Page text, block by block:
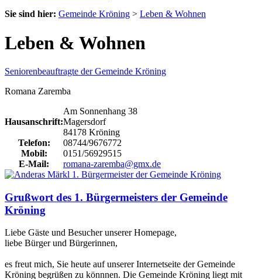
Sie sind hier: Gemeinde Kröning > Leben & Wohnen
Leben & Wohnen
Seniorenbeauftragte der Gemeinde Kröning
Romana Zaremba
Hausanschrift:
Am Sonnenhang 38
Magersdorf
84178 Kröning
Telefon:
08744/9676772
Mobil:
0151/56929515
E-Mail:
romana-zaremba@gmx.de
Grußwort des 1. Bürgermeisters der Gemeinde
Kröning
Liebe Gäste und Besucher unserer Homepage,
liebe Bürger und Bürgerinnen,
es freut mich, Sie heute auf unserer Internetseite der Gemeinde
Kröning begrüßen zu könnnen. Die Gemeinde Kröning liegt mit